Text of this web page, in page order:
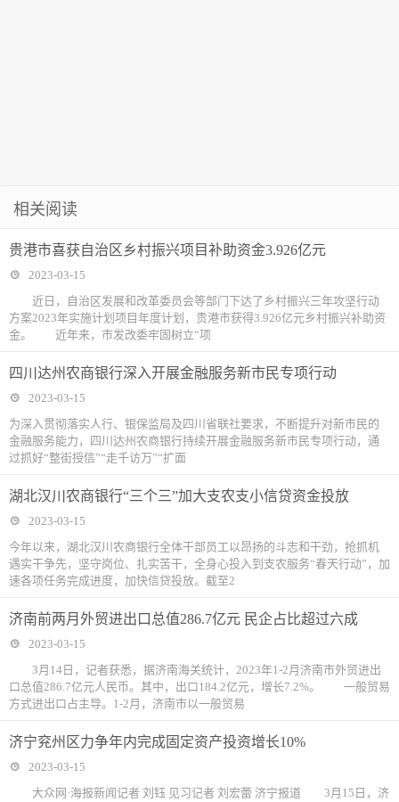
相关阅读
贵港市喜获自治区乡村振兴项目补助资金3.926亿元
2023-03-15
近日，自治区发展和改革委员会等部门下达了乡村振兴三年攻坚行动
方案2023年实施计划项目年度计划，贵港市获得3.926亿元乡村振兴补助资
金。 近年来，市发改委牢固树立“项
四川达州农商银行深入开展金融服务新市民专项行动
2023-03-15
为深入贯彻落实人行、银保监局及四川省联社要求，不断提升对新市民的
金融服务能力，四川达州农商银行持续开展金融服务新市民专项行动，通
过抓好“整街授信”“走千访万”“扩面
湖北汉川农商银行“三个三”加大支农支小信贷资金投放
2023-03-15
今年以来，湖北汉川农商银行全体干部员工以昂扬的斗志和干劲，抢抓机
遇实干争先，坚守岗位、扎实苦干，全身心投入到支农服务“春天行动”，加
速各项任务完成进度，加快信贷投放。截至2
济南前两月外贸进出口总值286.7亿元 民企占比超过六成
2023-03-15
3月14日，记者获悉，据济南海关统计，2023年1-2月济南市外贸进出
口总值286.7亿元人民币。其中，出口184.2亿元，增长7.2%。 一般贸易
方式进出口占主导。1-2月，济南市以一般贸易
济宁兖州区力争年内完成固定资产投资增长10%
2023-03-15
大众网·海报新闻记者 刘钰 见习记者 刘宏蕾 济宁报道 3月15日，济